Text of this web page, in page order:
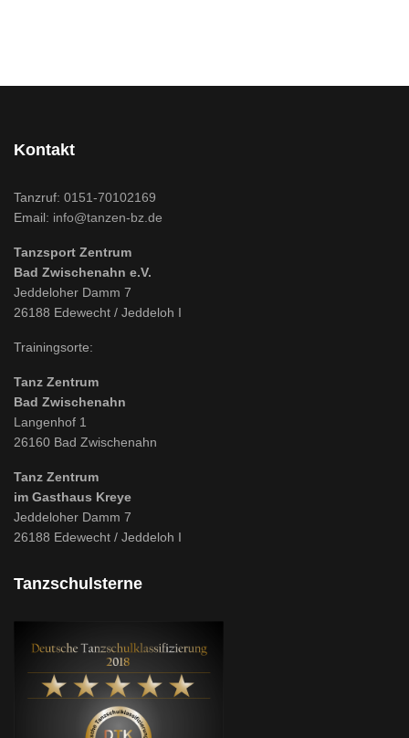
Kontakt
Tanzruf: 0151-70102169
Email: info@tanzen-bz.de
Tanzsport Zentrum
Bad Zwischenahn e.V.
Jeddeloher Damm 7
26188 Edewecht / Jeddeloh I
Trainingsorte:
Tanz Zentrum
Bad Zwischenahn
Langenhof 1
26160 Bad Zwischenahn
Tanz Zentrum
im Gasthaus Kreye
Jeddeloher Damm 7
26188 Edewecht / Jeddeloh I
Tanzschulsterne